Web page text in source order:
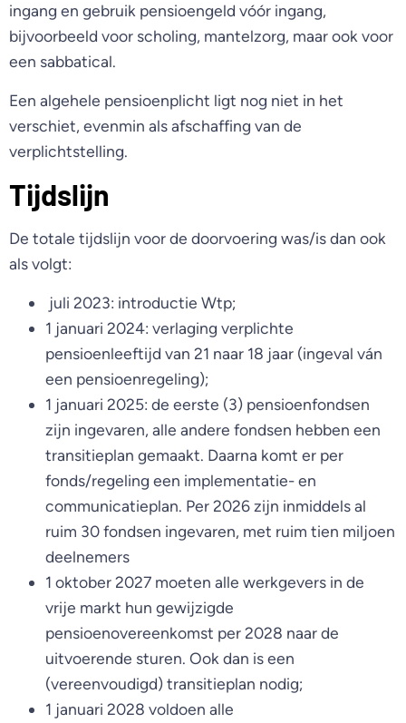
ingang en gebruik pensioengeld vóór ingang,
bijvoorbeeld voor scholing, mantelzorg, maar ook voor
een sabbatical.
Een algehele pensioenplicht ligt nog niet in het
verschiet, evenmin als afschaffing van de
verplichtstelling.
Tijdslijn
De totale tijdslijn voor de doorvoering was/is dan ook
als volgt:
juli 2023: introductie Wtp;
1 januari 2024: verlaging verplichte
pensioenleeftijd van 21 naar 18 jaar (ingeval ván
een pensioenregeling);
1 januari 2025: de eerste (3) pensioenfondsen
zijn ingevaren, alle andere fondsen hebben een
transitieplan gemaakt. Daarna komt er per
fonds/regeling een implementatie- en
communicatieplan. Per 2026 zijn inmiddels al
ruim 30 fondsen ingevaren, met ruim tien miljoen
deelnemers
1 oktober 2027 moeten alle werkgevers in de
vrije markt hun gewijzigde
pensioenovereenkomst per 2028 naar de
uitvoerende sturen. Ook dan is een
(vereenvoudigd) transitieplan nodig;
1 januari 2028 voldoen alle